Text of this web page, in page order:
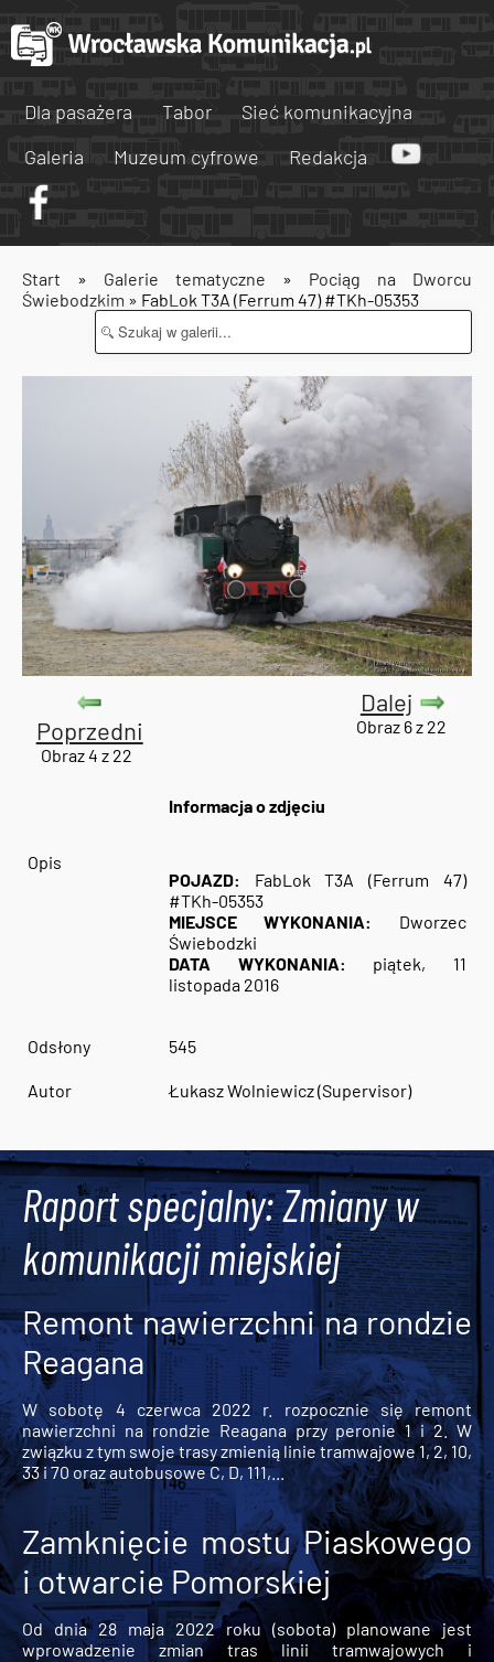
Dla pasażera Tabor
Sieć komunikacyjna
Galeria
Muzeum cyfrowe Redakcja
Start » Galerie tematyczne » Pociąg na Dworcu
Świebodzkim » FabLok T3A (Ferrum 47) #TKh-05353
Poprzedni
Obraz 4 z 22
Dalej
Obraz 6 z 22
Informacja o zdjęciu
Opis
POJAZD: FabLok T3A (Ferrum 47)
#TKh-05353
MIEJSCE WYKONANIA:
Dworzec
Świebodzki
DATA WYKONANIA: piątek, 11
listopada 2016
Odsłony 545
Autor Łukasz Wolniewicz (Supervisor)
Raport specjalny: Zmiany w
komunikacji miejskiej
Remont nawierzchni na rondzie
Reagana
W sobotę 4 czerwca 2022 r. rozpocznie się remont
nawierzchni na rondzie Reagana przy peronie 1 i 2. W
związku z tym swoje trasy zmienią linie tramwajowe 1, 2, 10,
33 i 70 oraz autobusowe C, D, 111,...
Zamknięcie mostu Piaskowego
i otwarcie Pomorskiej
Od dnia 28 maja 2022 roku (sobota) planowane jest
wprowadzenie zmian tras linii tramwajowych i